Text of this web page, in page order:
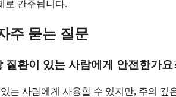
로 간주됩니다.
주 묻는 질문
질환이 있는 사람에게 안전한가요
는 사람에게 사용할 수 있지만, 주의